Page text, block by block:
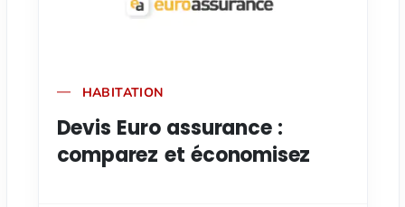
HABITATION
Devis Euro assurance :
comparez et économisez